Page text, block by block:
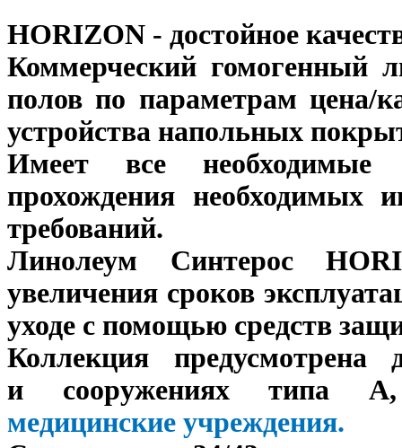
HORIZON - достойное
Коммерческий гомогенный
полов по параметрам цена/
устройства напольных
Имеет все необходимые
прохождения необходимых
требований.
Линолеум Синтерос
увеличения сроков
уходе с помощью средств
Коллекция
и сооружениях типа
медицинские учреждения.